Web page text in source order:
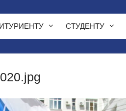
СТУДЕНТУ